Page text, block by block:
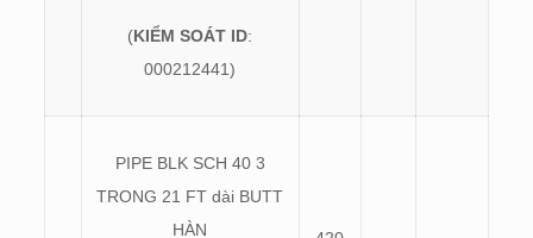
(KIỂM SOÁT ID:
000212441)
PIPE BLK SCH 40 3
TRONG 21 FT dài BUTT
HÀN